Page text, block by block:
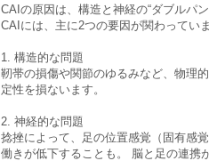
CAIの原因は、構造と神経の“ダブルパン
CAIには、主に2つの要因が関わっていま
1. 構造的な問題
靭帯の損傷や関節のゆるみなど、物理
定性を損ないます。
2. 神経的な問題
捻挫によって、足の位置感覚（固有感
働きが低下することも。 脳と足の連携